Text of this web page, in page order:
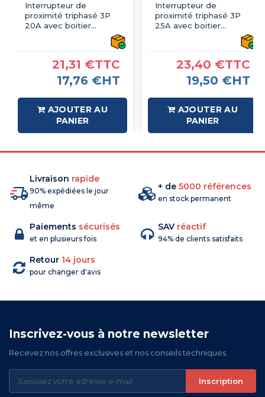
Interrupteur de
proximité triphasé 3P
20A avec boitier
21,31 €TTC
17,76 €HT
AJOUTER AU
PANIER
Interrupteur de
proximité triphasé 3P
25A avec boitier
23,40 €TTC
19,50 €HT
AJOUTER AU
PANIER
Livraison rapide
90% expédiées le jour
même
+ de 5000 références
en stock permanent
Paiements sécurisés
et en plusieurs fois
SAV réactif
94% de clients satisfaits
Retour 14 jours
pour changer d'avis
Inscrivez-vous à notre newsletter
Recevez nos offres exclusives et nos conseils techniques
Inscription